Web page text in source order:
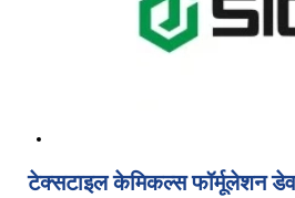
टेक्सटाइल केमिकल्स फॉर्मूलेशन